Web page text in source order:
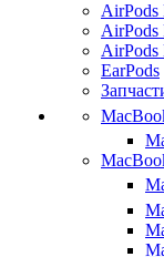
AirPods
AirPods
AirPods
EarPods